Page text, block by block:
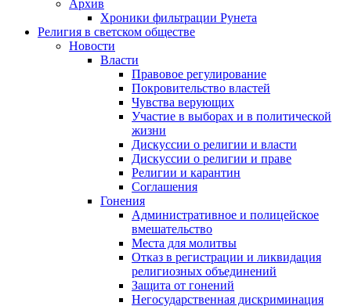
Архив
Хроники фильтрации Рунета
Религия в светском обществе
Новости
Власти
Правовое регулирование
Покровительство властей
Чувства верующих
Участие в выборах и в политической
жизни
Дискуссии о религии и власти
Дискуссии о религии и праве
Религии и карантин
Соглашения
Гонения
Административное и полицейское
вмешательство
Места для молитвы
Отказ в регистрации и ликвидация
религиозных объединений
Защита от гонений
Негосударственная дискриминация